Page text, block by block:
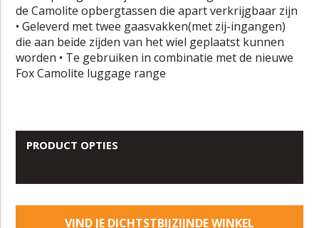
de Camolite opbergtassen die apart verkrijgbaar zijn
• Geleverd met twee gaasvakken(met zij-ingangen)
die aan beide zijden van het wiel geplaatst kunnen
worden • Te gebruiken in combinatie met de nieuwe
Fox Camolite luggage range
PRODUCT OPTIES
VIND JE DICHTSTBIJZIJNDE WINKEL